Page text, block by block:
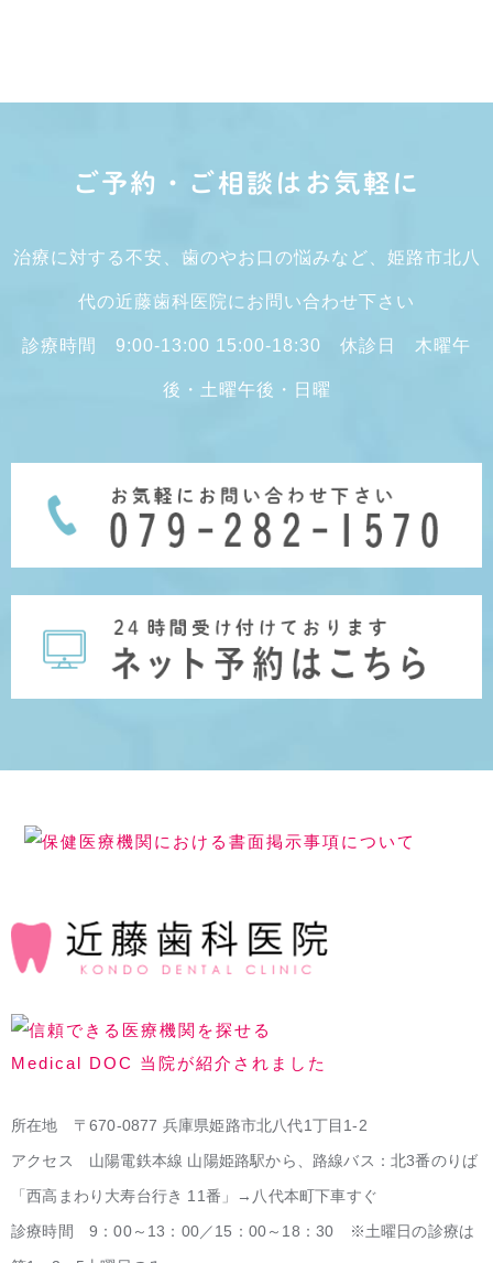
ご予約・ご相談はお気軽に
治療に対する不安、歯のやお口の悩みなど、姫路市北八
代の近藤歯科医院にお問い合わせ下さい
診療時間 9:00-13:00 15:00-18:30 休診日 木曜午
後・土曜午後・日曜
所在地 〒670-0877 兵庫県姫路市北八代1丁目1-2
アクセス 山陽電鉄本線 山陽姫路駅から、路線バス：北3番のりば
「西高まわり大寿台行き 11番」→八代本町下車すぐ
診療時間 9：00～13：00／15：00～18：30 ※土曜日の診療は